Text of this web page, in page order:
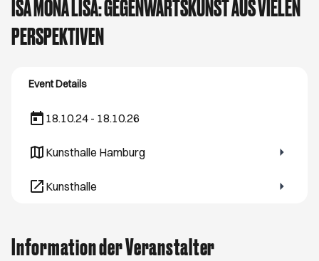
ISA MONA LISA: GEGENWARTSKUNST AUS VIELEN
PERSPEKTIVEN
Event Details
18.10.24 - 18.10.26
Kunsthalle Hamburg
Öffnet ein neues Browser-Tab
Kunsthalle
Öffnet ein neues Browser-Tab
Information der Veranstalter